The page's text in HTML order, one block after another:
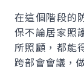
在這個階段的
保不論居家照
所照顧，都能
跨部會會議，